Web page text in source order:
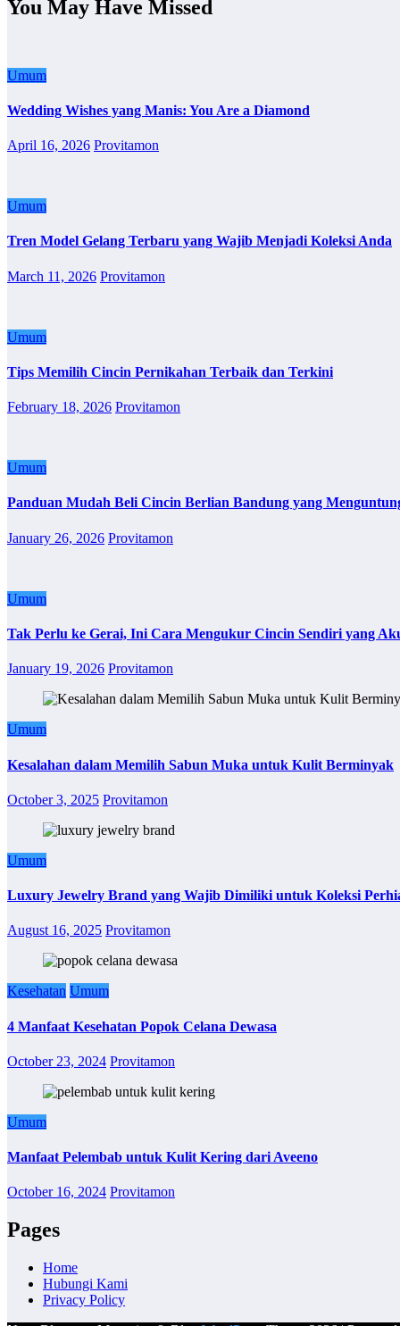
You May Have Missed
Umum
Wedding Wishes yang Manis: You Are a Diamond
April 16, 2026 Provitamon
Umum
Tren Model Gelang Terbaru yang Wajib Menjadi Koleksi Anda
March 11, 2026 Provitamon
Umum
Tips Memilih Cincin Pernikahan Terbaik dan Terkini
February 18, 2026 Provitamon
Umum
Panduan Mudah Beli Cincin Berlian Bandung yang
January 26, 2026 Provitamon
Umum
Tak Perlu ke Gerai, Ini Cara Mengukur Cincin Sendiri yang
January 19, 2026 Provitamon
Umum
Kesalahan dalam Memilih Sabun Muka untuk Kulit Berminyak
October 3, 2025 Provitamon
Umum
Luxury Jewelry Brand yang Wajib Dimiliki untuk Koleksi
August 16, 2025 Provitamon
Kesehatan Umum
4 Manfaat Kesehatan Popok Celana Dewasa
October 23, 2024 Provitamon
Umum
Manfaat Pelembab untuk Kulit Kering dari Aveeno
October 16, 2024 Provitamon
Pages
Home
Hubungi Kami
Privacy Policy